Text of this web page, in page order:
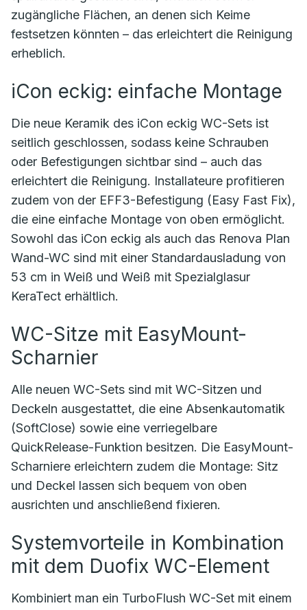
zugängliche Flächen, an denen sich Keime
festsetzen könnten – das erleichtert die Reinigung
erheblich.
iCon eckig: einfache Montage
Die neue Keramik des iCon eckig WC-Sets ist
seitlich geschlossen, sodass keine Schrauben
oder Befestigungen sichtbar sind – auch das
erleichtert die Reinigung. Installateure profitieren
zudem von der EFF3-Befestigung (Easy Fast Fix),
die eine einfache Montage von oben ermöglicht.
Sowohl das iCon eckig als auch das Renova Plan
Wand-WC sind mit einer Standardausladung von
53 cm in Weiß und Weiß mit Spezialglasur
KeraTect erhältlich.
WC-Sitze mit EasyMount-
Scharnier
Alle neuen WC-Sets sind mit WC-Sitzen und
Deckeln ausgestattet, die eine Absenkautomatik
(SoftClose) sowie eine verriegelbare
QuickRelease-Funktion besitzen. Die EasyMount-
Scharniere erleichtern zudem die Montage: Sitz
und Deckel lassen sich bequem von oben
ausrichten und anschließend fixieren.
Systemvorteile in Kombination
mit dem Duofix WC-Element
Kombiniert man ein TurboFlush WC-Set mit einem